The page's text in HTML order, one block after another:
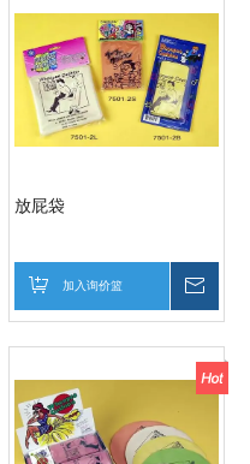
放屁袋
加入询价篮